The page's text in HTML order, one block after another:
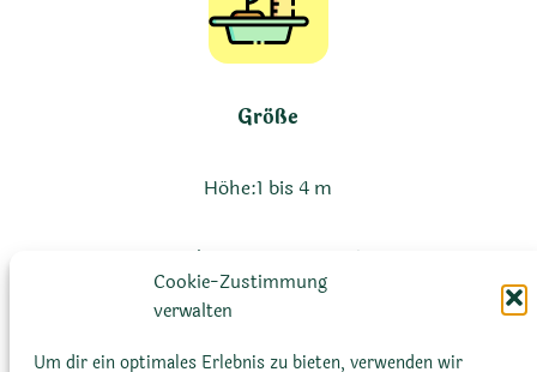
Cookie-Zustimmung
verwalten
Um dir ein optimales Erlebnis zu bieten, verwenden wir
Größe
Höhe:1 bis 4 m
Durchmesser: Bis zu 1,5 m